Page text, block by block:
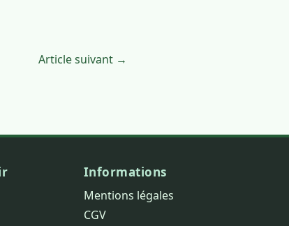
Article suivant →
Informations
Mentions légales
CGV